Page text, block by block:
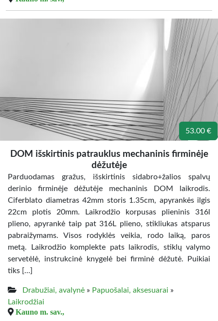
53.00 €
DOM išskirtinis patrauklus mechaninis firminėje
dėžutėje
Parduodamas gražus, išskirtinis sidabro+žalios spalvų
derinio firminėje dėžutėje mechaninis DOM laikrodis.
Ciferblato diametras 42mm storis 1.35cm, apyrankės ilgis
22cm plotis 20mm. Laikrodžio korpusas plieninis 316l
plieno, apyrankė taip pat 316L plieno, stikliukas atsparus
pabraižymams. Visos rodyklės veikia, rodo laiką, paros
metą. Laikrodžio komplekte pats laikrodis, stiklų valymo
servetėlė, instrukcinė knygelė bei firminė dėžutė. Puikiai
tiks […]
Drabužiai, avalynė » Papuošalai, aksesuarai »
Laikrodžiai
Kauno m. sav.,